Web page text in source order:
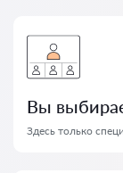
Вы
Здесь только